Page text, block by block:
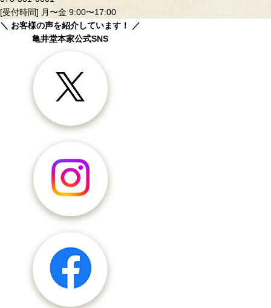
[受付時間] 月〜金 9:00〜17:00
＼ お客様の声を紹介しています！ ／
亀井堂本家公式SNS